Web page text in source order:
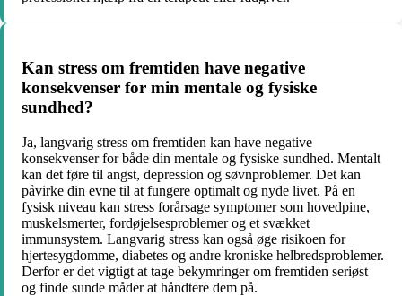
Kan stress om fremtiden have negative
konsekvenser for min mentale og fysiske
sundhed?
Ja, langvarig stress om fremtiden kan have negative
konsekvenser for både din mentale og fysiske sundhed. Mentalt
kan det føre til angst, depression og søvnproblemer. Det kan
påvirke din evne til at fungere optimalt og nyde livet. På en
fysisk niveau kan stress forårsage symptomer som hovedpine,
muskelsmerter, fordøjelsesproblemer og et svækket
immunsystem. Langvarig stress kan også øge risikoen for
hjertesygdomme, diabetes og andre kroniske helbredsproblemer.
Derfor er det vigtigt at tage bekymringer om fremtiden seriøst
og finde sunde måder at håndtere dem på.